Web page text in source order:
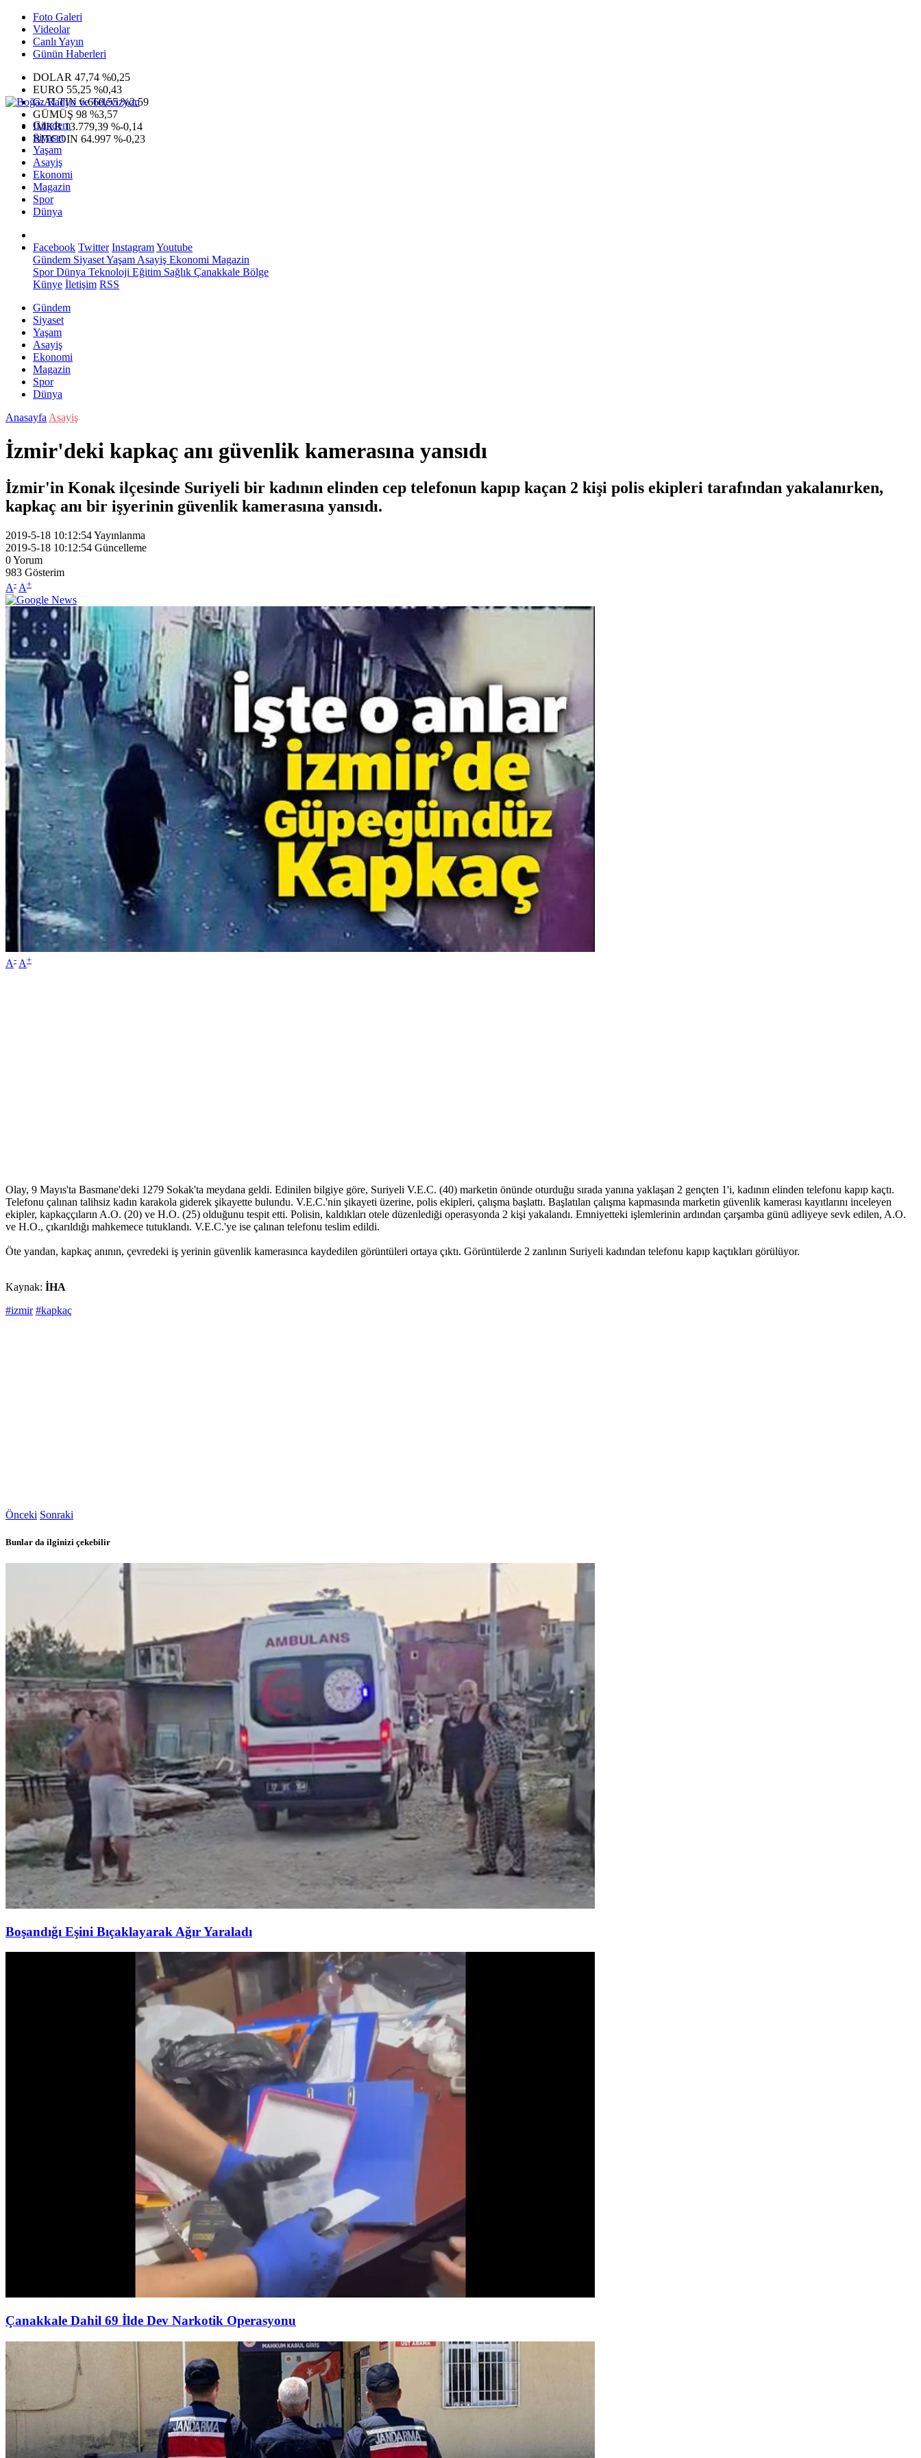
Foto Galeri
Videolar
Canlı Yayın
Günün Haberleri
DOLAR 47,74 %0,25
EURO 55,25 %0,43
G.ALTIN6.660,55 %2,59
GÜMÜŞ 98 %3,57
IMKB13.779,39 %-0,14
BITCOIN 64.997 %-0,23
Gündem
Siyaset
Yaşam
Asayiş
Ekonomi
Magazin
Spor
Dünya
Facebook Twitter InstagramYoutube
Gündem SiyasetYaşam Asayiş Ekonomi Magazin
SporDünya Teknoloji Eğitim Sağlık Çanakkale Bölge
Künye İletişim RSS
Gündem
Siyaset
Yaşam
Asayiş
Ekonomi
Magazin
Spor
Dünya
Anasayfa Asayiş
İzmir'deki kapkaç anı güvenlik kamerasına yansıdı
İzmir'in Konak ilçesinde Suriyeli bir kadının elinden cep telefonun kapıp kaçan 2 kişi polis ekipleri tarafından yakalanırken,
kapkaç anı bir işyerinin güvenlik kamerasına yansıdı.
2019-5-18 10:12:54Yayınlanma
2019-5-18 10:12:54 Güncelleme
0Yorum
983 Gösterim
A- A+
A- A+
Olay, 9 Mayıs'ta Basmane'deki 1279 Sokak'ta meydana geldi. Edinilen bilgiye göre, Suriyeli V.E.C. (40) marketin önünde oturduğu sırada yanına yaklaşan 2 gençten 1'i, kadının elinden telefonu kapıp kaçtı.
Telefonu çalınan talihsiz kadın karakola giderek şikayette bulundu. V.E.C.'nin şikayeti üzerine, polis ekipleri, çalışma başlattı. Başlatılan çalışma kapmasında marketin güvenlik kamerası kayıtlarını inceleyen
ekipler, kapkaççıların A.O. (20) ve H.O. (25) olduğunu tespit etti. Polisin, kaldıkları otele düzenlediği operasyonda 2 kişi yakalandı. Emniyetteki işlemlerinin ardından çarşamba günü adliyeye sevk edilen, A.O.
ve H.O., çıkarıldığı mahkemece tutuklandı. V.E.C.'ye ise çalınan telefonu teslim edildi.
Öte yandan, kapkaç anının, çevredeki iş yerinin güvenlik kamerasınca kaydedilen görüntüleri ortaya çıktı. Görüntülerde 2 zanlının Suriyeli kadından telefonu kapıp kaçtıkları görülüyor.
Kaynak: İHA
#izmir #kapkaç
Önceki Sonraki
Bunlar da ilginizi çekebilir
Boşandığı Eşini Bıçaklayarak Ağır Yaraladı
Çanakkale Dahil 69 İlde Dev Narkotik Operasyonu